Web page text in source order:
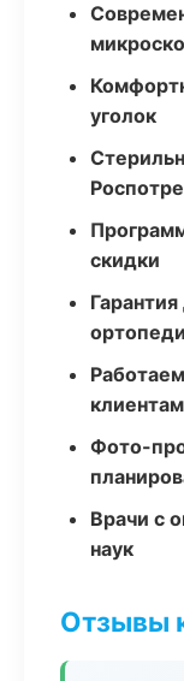
уголок
скидки
Фото-
Врачи с
наук
Отзывы